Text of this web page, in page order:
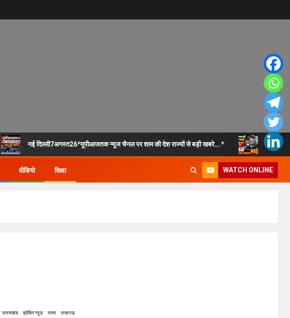
नई दिल्ली7अगस्त26*यूपीआजतक न्यूज चैनल पर शाम की देश राज्यों से बड़ी खबरे….* कानपुर
वीडियो शिक्षा WATCH ONLINE
उत्तराखंड ब्रेकिंग न्यूज़ राज्य लखनऊ